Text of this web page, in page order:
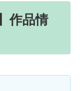
作品情